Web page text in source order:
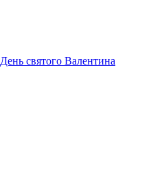
День святого Валентина